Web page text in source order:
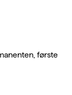
første